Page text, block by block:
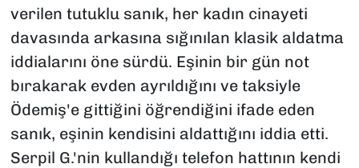
verilen tutuklu sanık, her kadın cinayeti
davasında arkasına sığınılan klasik aldatma
iddialarını öne sürdü. Eşinin bir gün not
bırakarak evden ayrıldığını ve taksiyle
Ödemiş'e gittiğini öğrendiğini ifade eden
sanık, eşinin kendisini aldattığını iddia etti.
Serpil G.'nin kullandığı telefon hattının kendi